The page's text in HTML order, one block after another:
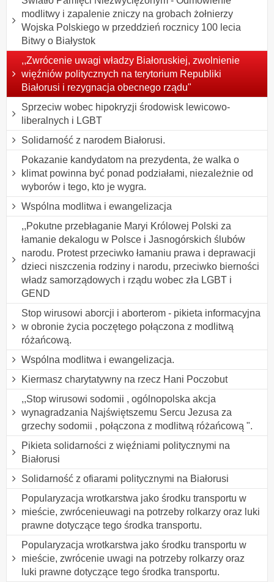
modlitwy i zapalenie zniczy na grobach żołnierzy
Wojska Polskiego w przeddzień rocznicy 100 lecia
Bitwy o Białystok
,,Zwrócenie uwagi władzy Białoruskiej, zwolnienie
więźniów politycznych na terytorium Republiki
Białorusi i rezygnacja obecnego rządu"
Sprzeciw wobec hipokryzji środowisk lewicowo-
liberalnych i LGBT
Solidarność z narodem Białorusi.
Pokazanie kandydatom na prezydenta, że walka o
klimat powinna być ponad podziałami, niezależnie od
wyborów i tego, kto je wygra.
Wspólna modlitwa i ewangelizacja
,,Pokutne przebłaganie Maryi Królowej Polski za
łamanie dekalogu w Polsce i Jasnogórskich ślubów
narodu. Protest przeciwko łamaniu prawa i deprawacji
dzieci niszczenia rodziny i narodu, przeciwko bierności
władz samorządowych i rządu wobec zła LGBT i
GEND
Stop wirusowi aborcji i aborterom - pikieta informacyjna
w obronie życia poczętego połączona z modlitwą
różańcową.
Wspólna modlitwa i ewangelizacja.
Kiermasz charytatywny na rzecz Hani Poczobut
,,Stop wirusowi sodomii , ogólnopolska akcja
wynagradzania Najświętszemu Sercu Jezusa za
grzechy sodomii , połączona z modlitwą różańcową ".
Pikieta solidarności z więźniami politycznymi na
Białorusi
Solidarność z ofiarami politycznymi na Białorusi
Popularyzacja wrotkarstwa jako środku transportu w
mieście, zwrócenieuwagi na potrzeby rolkarzy oraz luki
prawne dotyczące tego środka transportu.
Popularyzacja wrotkarstwa jako środku transportu w
mieście, zwrócenie uwagi na potrzeby rolkarzy oraz
luki prawne dotyczące tego środka transportu.